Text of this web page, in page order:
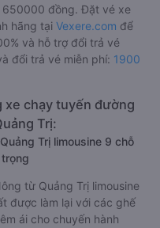
650000 đồng. Đặt vé xe
hãng tại Vexere.com để
và hỗ trợ đổi trả vé
đổi trả vé miễn phí: 1900
xe chạy tuyến đường
Trị:
Trị limousine 9 chỗ
từ Quảng Trị limousine
được làm lại với các ghế
ái cho chuyến hành